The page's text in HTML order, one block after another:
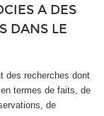
A DES
DANS LE
des recherches dont
termes de faits, de
de